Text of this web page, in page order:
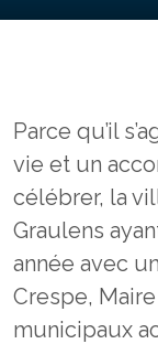
Parce qu’il
vie et un
célébrer, la
Graulens
année avec
Crespe,
municipaux